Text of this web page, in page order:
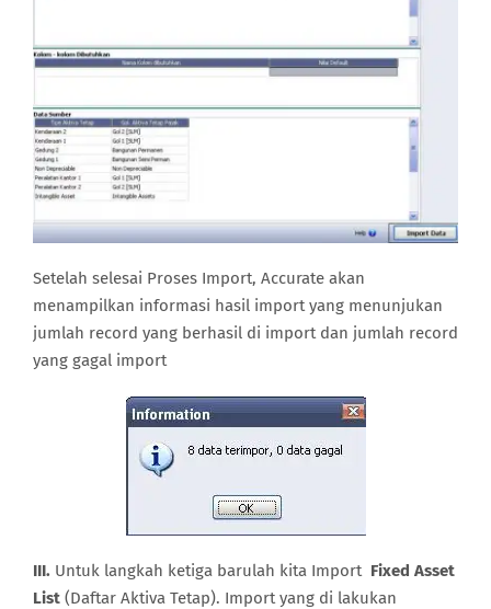
Setelah selesai Proses Import, Accurate akan
menampilkan informasi hasil import yang menunjukan
jumlah record yang berhasil di import dan jumlah record
yang gagal import
III. Untuk langkah ketiga barulah kita Import Fixed Asset
List (Daftar Aktiva Tetap). Import yang di lakukan